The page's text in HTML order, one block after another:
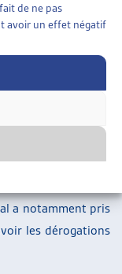
de ne pas
avoir un effet négatif
intérêt public
proportionnalité.
habitait depuis 13
Un futur permis de
financier
du fait de sa
a notamment pris
les dérogations